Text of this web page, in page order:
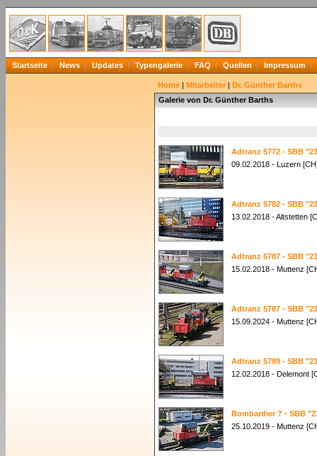
Startseite News Updates Typengalerie FAQ Quellen Impressum
Home | Mitarbeiter | Dr. Günther Barths
Galerie von Dr. Günther Barths
Adtranz 5772 - SBB
09.02.2018 - Luzern
Adtranz 5782 - SBB
13.02.2018 - Altstetten
Adtranz 5787 - SBB
15.02.2018 - Muttenz
Adtranz 5787 - SBB
15.09.2024 - Muttenz
Adtranz 5789 - SBB
12.02.2018 - Delemont
Bombardier ? - SBB
25.10.2019 - Muttenz